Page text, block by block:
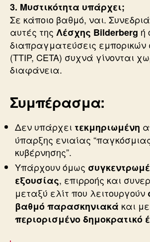
3. Μυστικότητα υπάρχει;
Σε κάποιο βαθμό, ναι.
αυτές της Λέσχης Bilderberg ή
διαπραγματεύσεις
(TTIP, CETA) συχνά γίνονται
διαφάνεια.
Συμπέρασμα:
Δεν υπάρχει τεκμηριωμένη
ύπαρξης ενιαίας
κυβέρνησης”.
Υπάρχουν όμως
εξουσίας, επιρροής και
μεταξύ ελίτ που λειτουργούν
βαθμό παρασκηνιακά και με
περιορισμένο δημοκρατικό